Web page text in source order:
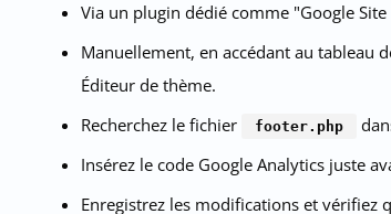
Via un plugin dédié comme "Google
Manuellement, en accédant au tableau
Éditeur de thème.
Recherchez le fichier
footer.php
Insérez le code Google Analytics juste
Enregistrez les modifications et vérifiez